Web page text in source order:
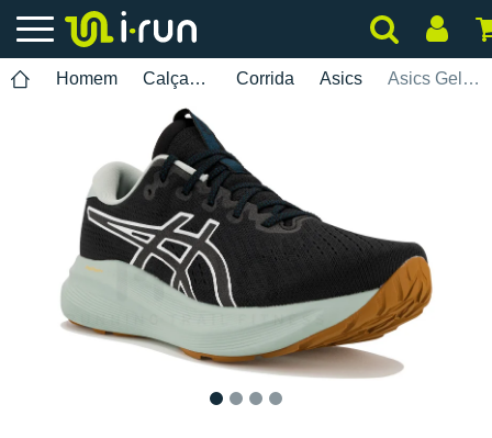
Homem Calçados Corrida Asics Asics Gel-Excite 11 TR